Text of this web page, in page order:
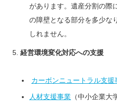
があります。遺産分割の際
の障壁となる部分を多少な
しれません。
経営環境変化対応への支援
カーボンニュートラル支援
人材支援事業 （中小企業大